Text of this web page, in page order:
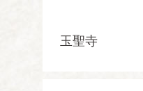
玉聖寺